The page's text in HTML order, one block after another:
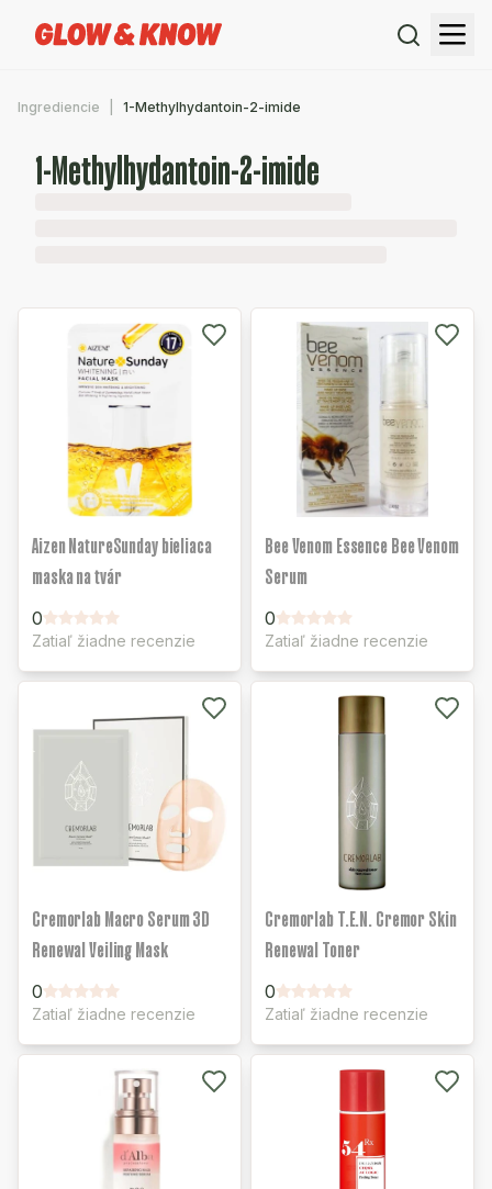
Ingrediencie 1-Methylhydantoin-2-imide
1-Methylhydantoin-2-imide
Aizen NatureSunday bieliaca
maska na tvár
0
Zatiaľ žiadne recenzie
Bee Venom Essence Bee Venom
Serum
0
Zatiaľ žiadne recenzie
Cremorlab Macro Serum 3D
Renewal Veiling Mask
0
Zatiaľ žiadne recenzie
Cremorlab T.E.N. Cremor Skin
Renewal Toner
0
Zatiaľ žiadne recenzie